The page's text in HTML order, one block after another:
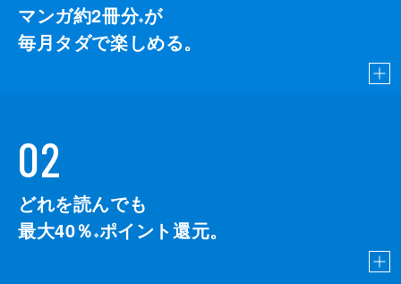
マンガ約2冊分※が
毎月タダで楽しめる。
02
どれを読んでも
最大40％ ※ポイント還元。